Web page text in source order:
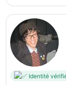
Identité